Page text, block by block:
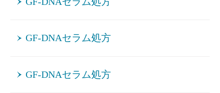
GF-DNAセラム処方
GF-DNAセラム処方